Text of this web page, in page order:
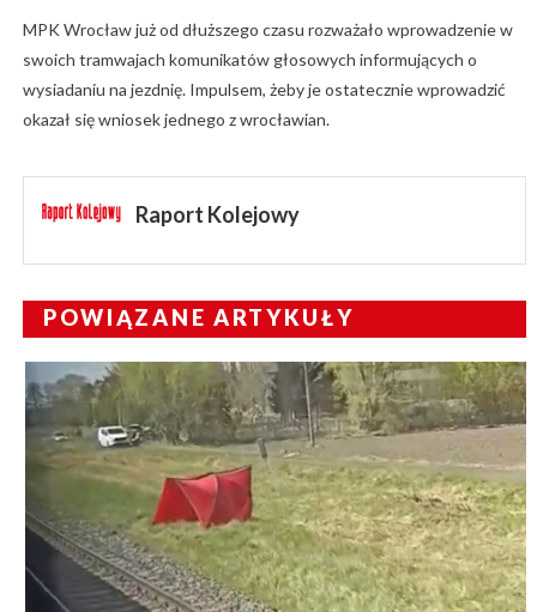
MPK Wrocław już od dłuższego czasu rozważało wprowadzenie w
swoich tramwajach komunikatów głosowych informujących o
wysiadaniu na jezdnię. Impulsem, żeby je ostatecznie wprowadzić
okazał się wniosek jednego z wrocławian.
Raport Kolejowy
POWIĄZANE ARTYKUŁY